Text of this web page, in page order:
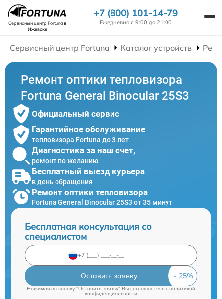
Сервисный центр Fortunaв
Ижевске
+7 (800) 101-14-79
Ежедневно с 9:00 до 21:00
Сервисный центр Fortuna Каталог устройств
Ремонт оптики тепловизора
Fortuna General Binocular 25S3
Официальный сервис
Гарантийное обслуживание
тепловизора Fortuna до 3 лет
Диагностика за наш счет,
ремонт по желанию
Бесплатный выезд курьера
в день обращения
Ремонт оптики тепловизора
Fortuna General Binocular 25S3 от 35 минут
Бесплатная консультация со
специалистом
Оставить заявку
Нажимая на кнопку "Оставить заявку" Вы соглашаетесь cполитикой
конфиденциальности